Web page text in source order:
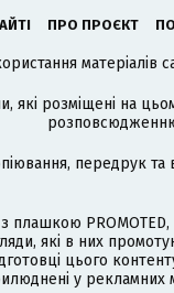
ПРО ПРОЄКТ
матеріалів
які розміщені на
розповсюдженню
передрук та
з плашкою
які в них
цього
у рекламних